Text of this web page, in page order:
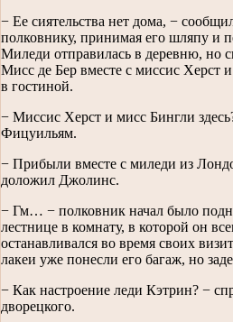
− Ее сиятельства нет дома, −
полковнику, принимая его шляпу и
Миледи отправилась в деревню, но
Мисс де Бер вместе с миссис Херст
в гостиной.
− Миссис Херст и мисс Бингли
Фицуильям.
− Прибыли вместе с миледи из
доложил Джолинс.
− Гм… − полковник начал было
лестнице в комнату, в которой он
останавливался во время своих
лакеи уже понесли его багаж, но
− Как настроение леди Кэтрин? −
дворецкого.